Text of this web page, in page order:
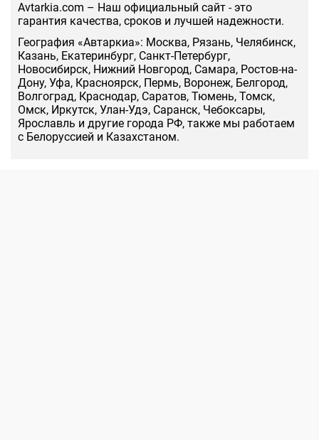
Аvtarkia.com – Наш официальный сайт - это
гарантия качества, сроков и лучшей надежности.
География «Автаркиа»: Москва, Рязань, Челябинск,
Казань, Екатеринбург, Санкт-Петербург,
Новосибирск, Нижний Новгород, Самара, Ростов-на-
Дону, Уфа, Красноярск, Пермь, Воронеж, Белгород,
Волгоград, Краснодар, Саратов, Тюмень, Томск,
Омск, Иркутск, Улан-Удэ, Саранск, Чебоксары,
Ярославль и другие города РФ, также мы работаем
с Белоруссией и Казахстаном.